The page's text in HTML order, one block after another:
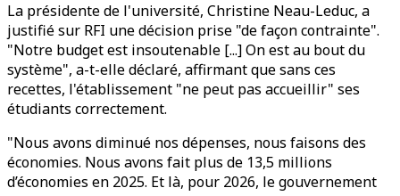
La présidente de l'université, Christine Neau-Leduc, a
justifié sur RFI une décision prise "de façon contrainte".
"Notre budget est insoutenable [...] On est au bout du
système", a-t-elle déclaré, affirmant que sans ces
recettes, l'établissement "ne peut pas accueillir" ses
étudiants correctement.
"Nous avons diminué nos dépenses, nous faisons des
économies. Nous avons fait plus de 13,5 millions
d’économies en 2025. Et là, pour 2026, le gouvernement